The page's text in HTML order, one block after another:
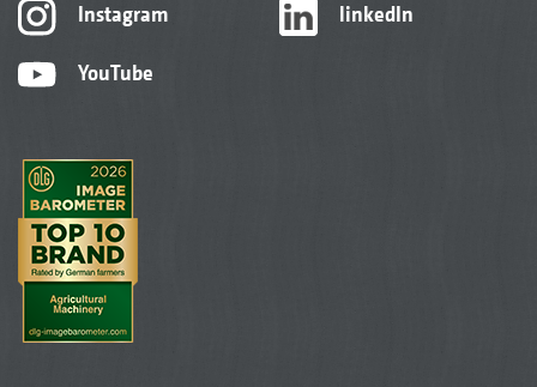
Instagram
YouTube
linkedIn